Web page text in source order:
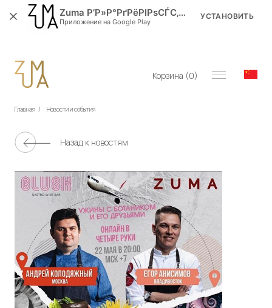
Корзина (0)
Главная / Новости и события
Назад к новостям
Zuma Р’Р»Р°РґРёРІРѕСЃС‚РѕРє
Приложение на Google Play
УСТАНОВИТЬ